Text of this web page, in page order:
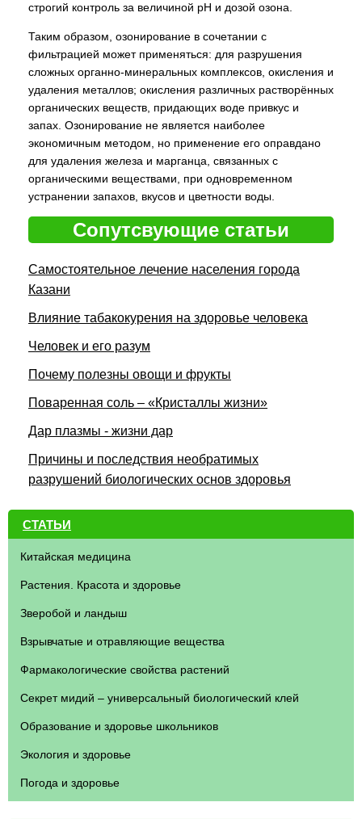
СТАТЬИ
Китайская медицина
Растения. Красота и здоровье
Зверобой и ландыш
Взрывчатые и отравляющие вещества
Фармакологические свойства растений
Секрет мидий – универсальный биологический клей
Образование и здоровье школьников
Экология и здоровье
Погода и здоровье
строгий контроль за величиной рH и дозой озона.
Таким образом, озонирование в сочетании с
фильтрацией может применяться: для разрушения
сложных органно-минеральных комплексов, окисления и
удаления металлов; окисления различных растворённых
органических веществ, придающих воде привкус и
запах. Озонирование не является наиболее
экономичным методом, но применение его оправдано
для удаления железа и марганца, связанных с
органическими веществами, при одновременном
устранении запахов, вкусов и цветности воды.
Сопутсвующие статьи
Самостоятельное лечение населения города
Казани
Влияние табакокурения на здоровье человека
Человек и его разум
Почему полезны овощи и фрукты
Поваренная соль – «Кристаллы жизни»
Дар плазмы - жизни дар
Причины и последствия необратимых
разрушений биологических основ здоровья